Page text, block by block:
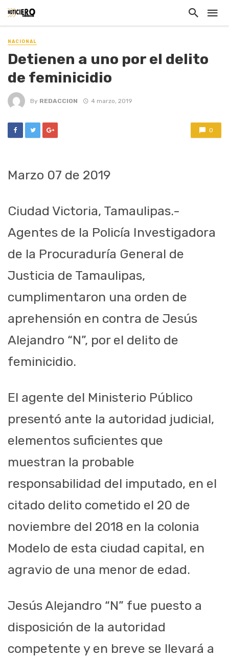
NACIONAL
Detienen a uno por el delito
de feminicidio
By REDACCION 4 marzo, 2019
0
Marzo 07 de 2019
Ciudad Victoria, Tamaulipas.-
Agentes de la Policía Investigadora
de la Procuraduría General de
Justicia de Tamaulipas,
cumplimentaron una orden de
aprehensión en contra de Jesús
Alejandro “N”, por el delito de
feminicidio.
El agente del Ministerio Público
presentó ante la autoridad judicial,
elementos suficientes que
muestran la probable
responsabilidad del imputado, en el
citado delito cometido el 20 de
noviembre del 2018 en la colonia
Modelo de esta ciudad capital, en
agravio de una menor de edad.
Jesús Alejandro “N” fue puesto a
disposición de la autoridad
competente y en breve se llevará a